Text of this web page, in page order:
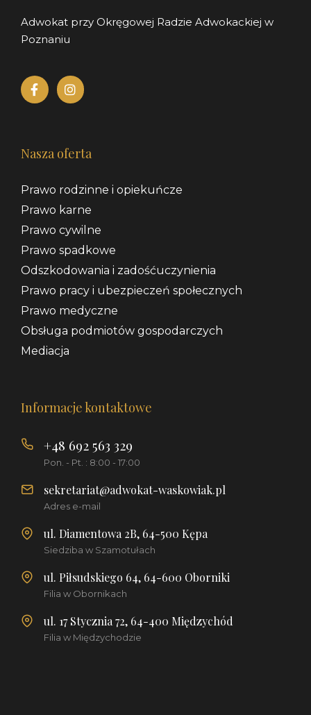
Adwokat przy Okręgowej Radzie Adwokackiej w
Poznaniu
Nasza oferta
Prawo rodzinne i opiekuńcze
Prawo karne
Prawo cywilne
Prawo spadkowe
Odszkodowania i zadośćuczynienia
Prawo pracy i ubezpieczeń społecznych
Prawo medyczne
Obsługa podmiotów gospodarczych
Mediacja
Informacje kontaktowe
+48 692 563 329
Pon. - Pt. : 8:00 - 17:00
sekretariat@adwokat-waskowiak.pl
Adres e-mail
ul. Diamentowa 2B, 64-500 Kępa
Siedziba w Szamotułach
ul. Piłsudskiego 64, 64-600 Oborniki
Filia w Obornikach
ul. 17 Stycznia 72, 64-400 Międzychód
Filia w Międzychodzie